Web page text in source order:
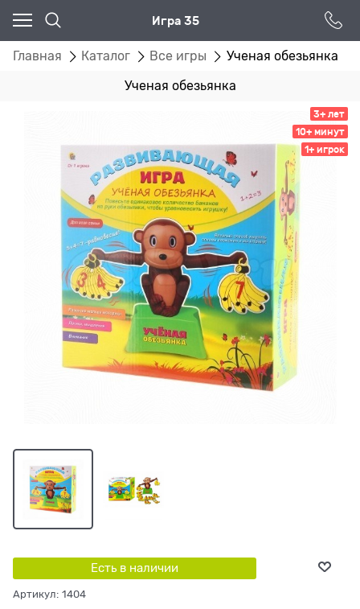
Игра 35
Главная Каталог Все игры Ученая обезьянка
Ученая обезьянка
3+ лет
10+ минут
1+ игрок
Есть в наличии
Артикул: 1404